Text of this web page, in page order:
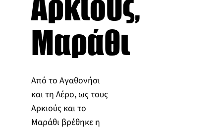
Μαράθι
Από το Αγαθονήσι
και τη Λέρο, ως τους
Αρκιούς και το
Μαράθι βρέθηκε η